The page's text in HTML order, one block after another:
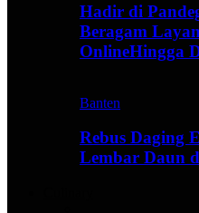
Hadir di
Beragam
OnlineHingga
Banten
Rebus Daging
Lembar Daun